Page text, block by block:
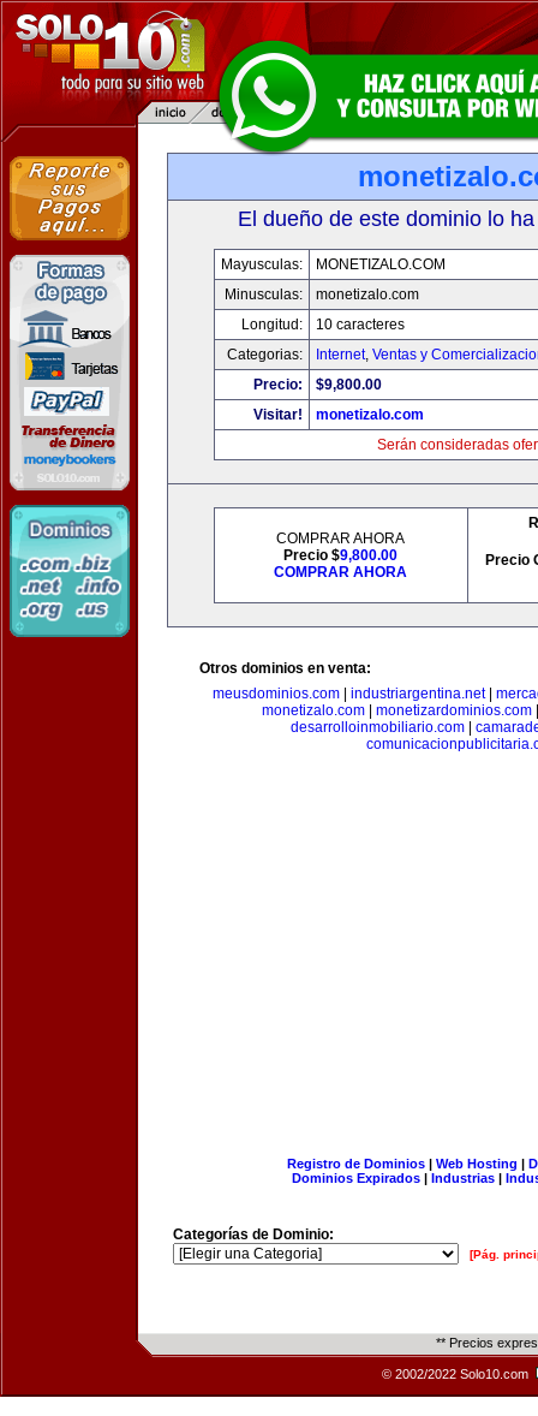
El dueño de este dominio lo
Mayusculas:
MONETIZALO.COM
Minusculas:
monetizalo.com
Longitud:
10 caracteres
Categorias:
Internet, Ventas y
Precio:
$9,800.00
Visitar!
monetizalo.com
Serán consideradas
COMPRAR AHORA
Precio $9,800.00
COMPRAR AHORA
Precio
Otros dominios en venta:
meusdominios.com| industriargentina.net|
monetizalo.com| monetizardominios.com
desarrolloinmobiliario.com
Registro de Dominios| Web Hosting |
Dominios Expirados | Industrias |
Categorías de Dominio:
[Pág.
** Precios
© 2002/2022 Solo10.com